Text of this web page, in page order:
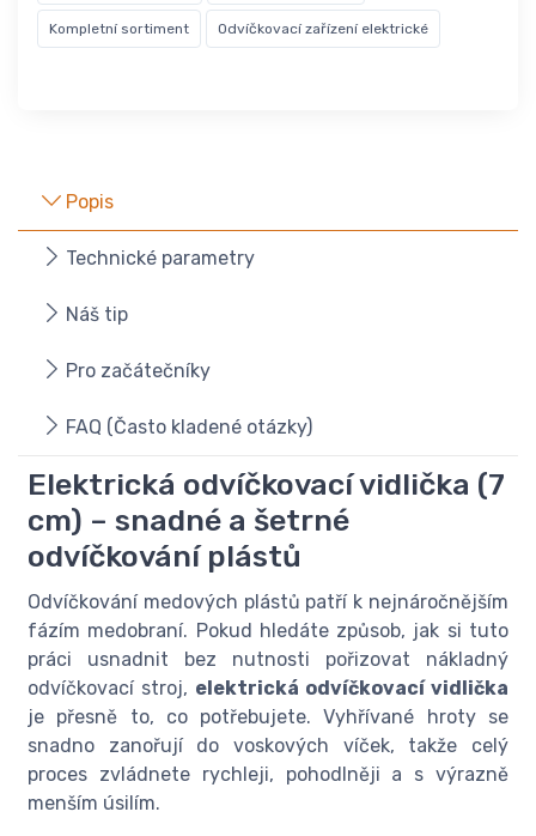
Kompletní sortiment Odvíčkovací zařízení elektrické
Popis
Technické parametry
Náš tip
Pro začátečníky
FAQ (Často kladené otázky)
Elektrická odvíčkovací vidlička (7
cm) – snadné a šetrné
odvíčkování plástů
Odvíčkování medových plástů patří k nejnáročnějším
fázím medobraní. Pokud hledáte způsob, jak si tuto
práci usnadnit bez nutnosti pořizovat nákladný
odvíčkovací stroj, elektrická odvíčkovací vidlička
je přesně to, co potřebujete. Vyhřívané hroty se
snadno zanořují do voskových víček, takže celý
proces zvládnete rychleji, pohodlněji a s výrazně
menším úsilím.